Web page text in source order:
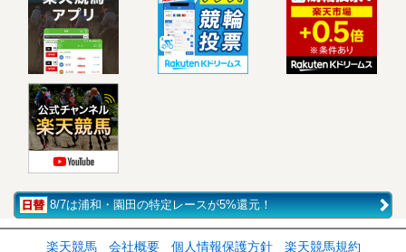
8/7は浦和・園田の特定レースが5%還元！
楽天競馬 会社概要 個人情報保護方針 楽天競馬規約